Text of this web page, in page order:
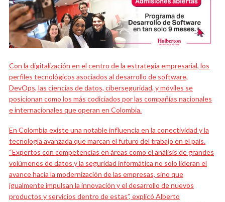
Con la digitalización en el centro de la estrategia empresarial, los
perfiles tecnológicos asociados al desarrollo de software,
DevOps, las ciencias de datos, ciberseguridad, y móviles se
posicionan como los más codiciados por las compañías nacionales
e internacionales que operan en Colombia.
En Colombia existe una notable influencia en la conectividad y la
tecnología avanzada que marcan el futuro del trabajo en el país.
“Expertos con competencias en áreas como el análisis de grandes
volúmenes de datos y la seguridad informática no solo lideran el
avance hacia la modernización de las empresas, sino que
igualmente impulsan la innovación y el desarrollo de nuevos
productos y servicios dentro de estas”, explicó Alberto